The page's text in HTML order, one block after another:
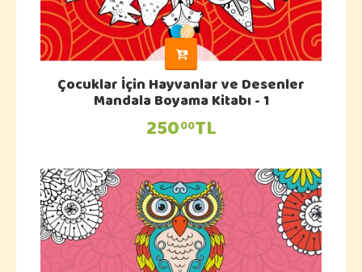
Çocuklar İçin Hayvanlar ve Desenler
Mandala Boyama Kitabı - 1
25000TL